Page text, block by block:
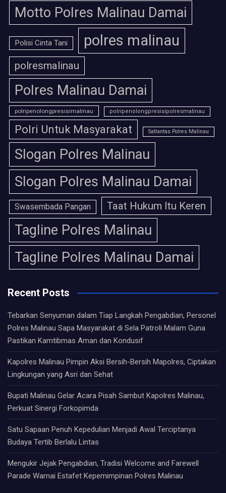
Motto Polres Malinau Damai
Polisi Cinta Tani polres malinau
polresmalinau
Polres Malinau Damai
polripenolongpresisimalinau polripenolongpresisipolresmalinau
Polri Untuk Masyarakat Satlantas Polres Malinau
Slogan Polres Malinau
Slogan Polres Malinau Damai
Swasembada Pangan Taat Hukum Itu Keren
Tagline Polres Malinau
Tagline Polres Malinau Damai
Recent Posts
Tebarkan Senyuman dalam Tiap Langkah Pengabdian, Personel
Polres Malinau Sapa Masyarakat di Sela Patroli Malam Guna
Pastikan Kamtibmas Aman dan Kondusif
Kapolres Malinau Pimpin Aksi Bersih-Bersih Mapolres, Ciptakan
Lingkungan yang Asri dan Sehat
Bupati Malinau Gelar Acara Pisah Sambut Kapolres Malinau,
Perkuat Sinergi Forkopimda
Satu Sapaan Penuh Kepedulian Menjadi Awal Terciptanya
Budaya Tertib Berlalu Lintas
Mengukir Jejak Pengabdian, Tradisi Welcome and Farewell
Parade Warnai Estafet Kepemimpinan Polres Malinau